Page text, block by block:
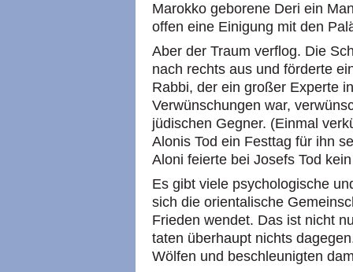
Marokko geborene Deri ein
offen eine Einigung mit den
Aber der Traum verflog. Die
nach rechts aus und förderte
Rabbi, der ein großer Experte
Verwünschungen war,
jüdischen Gegner. (Einmal
Alonis Tod ein Festtag für ihn
Aloni feierte bei Josefs Tod
Es gibt viele psychologische
sich die orientalische
Frieden wendet. Das ist nicht
taten überhaupt nichts
Wölfen und beschleunigten